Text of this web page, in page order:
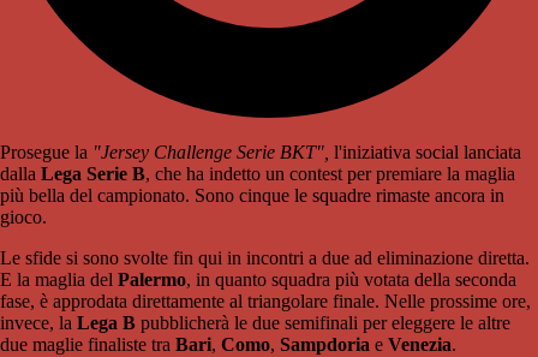
Prosegue la "Jersey Challenge Serie BKT", l'iniziativa social lanciata
dalla Lega Serie B, che ha indetto un contest per premiare la maglia
più bella del campionato. Sono cinque le squadre rimaste ancora in
gioco.
Le sfide si sono svolte fin qui in incontri a due ad eliminazione diretta.
E la maglia del Palermo, in quanto squadra più votata della seconda
fase, è approdata direttamente al triangolare finale. Nelle prossime ore,
invece, la Lega B pubblicherà le due semifinali per eleggere le altre
due maglie finaliste tra Bari, Como, Sampdoria e Venezia.